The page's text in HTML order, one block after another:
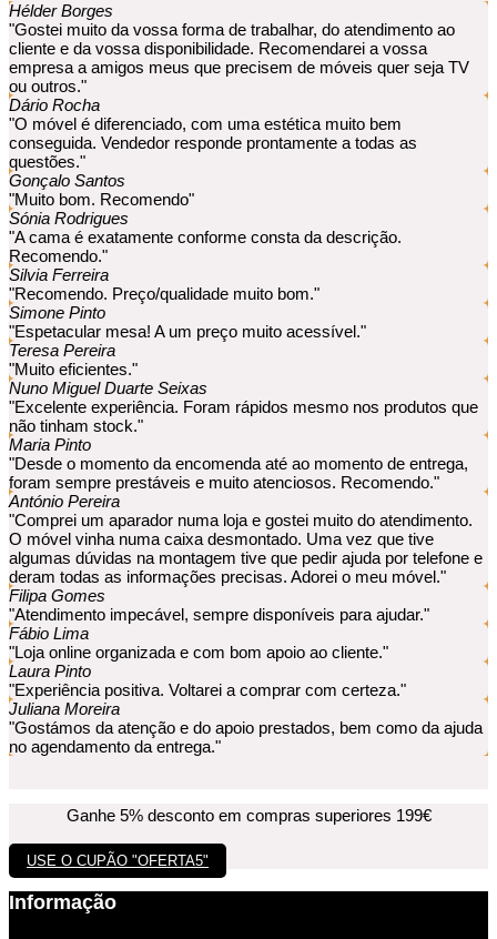
Hélder Borges
"Gostei muito da vossa forma de trabalhar, do atendimento ao
cliente e da vossa disponibilidade. Recomendarei a vossa
empresa a amigos meus que precisem de móveis quer seja TV
ou outros."
Dário Rocha
"O móvel é diferenciado, com uma estética muito bem
conseguida. Vendedor responde prontamente a todas as
questões."
Gonçalo Santos
"Muito bom. Recomendo"
Sónia Rodrigues
"A cama é exatamente conforme consta da descrição.
Recomendo."
Silvia Ferreira
"Recomendo. Preço/qualidade muito bom."
Simone Pinto
"Espetacular mesa! A um preço muito acessível."
Teresa Pereira
"Muito eficientes."
Nuno Miguel Duarte Seixas
"Excelente experiência. Foram rápidos mesmo nos produtos que
não tinham stock."
Maria Pinto
"Desde o momento da encomenda até ao momento de entrega,
foram sempre prestáveis e muito atenciosos. Recomendo."
António Pereira
"Comprei um aparador numa loja e gostei muito do atendimento.
O móvel vinha numa caixa desmontado. Uma vez que tive
algumas dúvidas na montagem tive que pedir ajuda por telefone e
deram todas as informações precisas. Adorei o meu móvel."
Filipa Gomes
"Atendimento impecável, sempre disponíveis para ajudar."
Fábio Lima
"Loja online organizada e com bom apoio ao cliente."
Laura Pinto
"Experiência positiva. Voltarei a comprar com certeza."
Juliana Moreira
"Gostámos da atenção e do apoio prestados, bem como da ajuda
no agendamento da entrega."
Ganhe 5% desconto em compras superiores 199€
USE O CUPÃO "OFERTA5"
Informação